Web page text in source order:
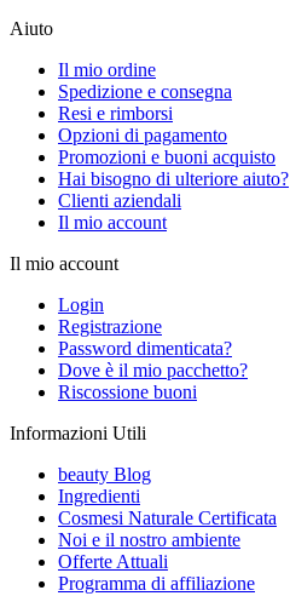
Aiuto
Il mio ordine
Spedizione e consegna
Resi e rimborsi
Opzioni di pagamento
Promozioni e buoni acquisto
Hai bisogno di ulteriore aiuto?
Clienti aziendali
Il mio account
Il mio account
Login
Registrazione
Password dimenticata?
Dove è il mio pacchetto?
Riscossione buoni
Informazioni Utili
beauty Blog
Ingredienti
Cosmesi Naturale Certificata
Noi e il nostro ambiente
Offerte Attuali
Programma di affiliazione